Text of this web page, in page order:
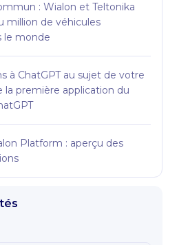
: Wialon et Teltonika
million de véhicules
le monde
à ChatGPT au sujet de votre
la première application du
Platform : aperçu des